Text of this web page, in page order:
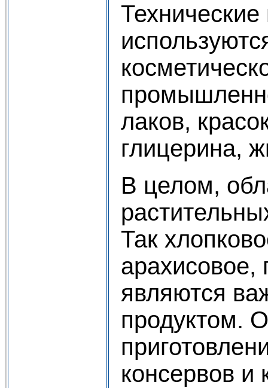
лаков,
глицерина,
В целом,
Так
арахисовое,
являются
продуктом.
консервов и